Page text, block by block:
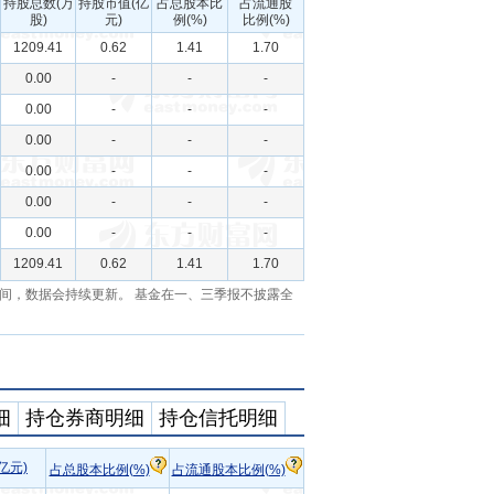
持股总数(万
股)
持股市值(亿
元)
占总股本比
例(%)
占流通股
比例(%)
1209.41
0.62 1.41
1.70
0.00
- -
-
0.00
- -
-
0.00
- -
-
0.00
- -
-
0.00
- -
-
0.00
- -
-
1209.41
0.62 1.41
1.70
，数据会持续更新。 基金在一、三季报不披露全
持仓券商明细 持仓信托明细
元) 占总股本比例(%) 占流通股本比例(%)